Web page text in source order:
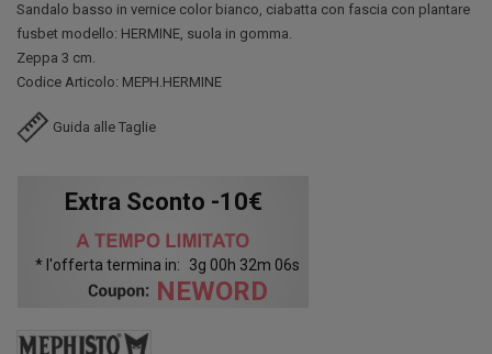
Sandalo basso in vernice color bianco, ciabatta con fascia con plantare
fusbet modello: HERMINE, suola in gomma.
Zeppa 3 cm.
Codice Articolo: MEPH.HERMINE
Guida alle Taglie
Extra Sconto -10€
* l'offerta termina in: 3g 00h 32m 05s
NEWORD